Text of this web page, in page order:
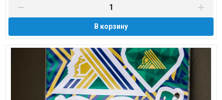
В корзину